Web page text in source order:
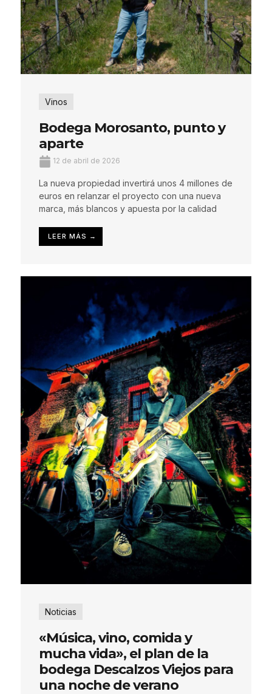
Vinos
Bodega Morosanto, punto y
aparte
12 de abril de 2026
La nueva propiedad invertirá unos 4 millones de
euros en relanzar el proyecto con una nueva
marca, más blancos y apuesta por la calidad
LEER MÁS →
Noticias
«Música, vino, comida y
mucha vida», el plan de la
bodega Descalzos Viejos para
una noche de verano